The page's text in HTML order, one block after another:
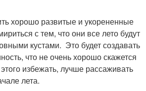
хорошо развитые и укорененные
с тем, что они все лето будут
кустами. Это будет создавать
что не очень хорошо скажется
избежать, лучше рассаживать
лета.